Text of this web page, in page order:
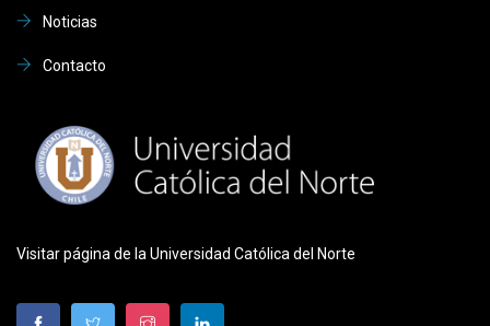
Noticias
Contacto
Visitar página de la Universidad Católica del Norte